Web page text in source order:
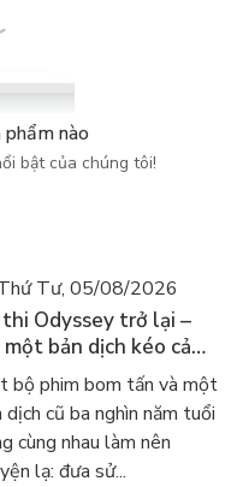
nào
bật của chúng tôi!
Tư, 05/08/2026
thi Odyssey trở lại –
một bản dịch kéo cả
giới về với văn học
điển
bộ phim bom tấn và một
dịch cũ ba nghìn năm tuổi
cùng nhau làm nên
lạ: đưa sử...